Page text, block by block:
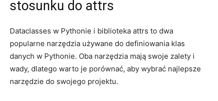
stosunku do attrs
Dataclasses w Pythonie i biblioteka attrs to dwa
popularne narzędzia używane‌ do definiowania⁣ klas
⁢danych w ​Pythonie. Oba narzędzia‌ mają swoje zalety⁤ i
wady,‍ dlatego warto je porównać, aby wybrać najlepsze
narzędzie do swojego projektu.